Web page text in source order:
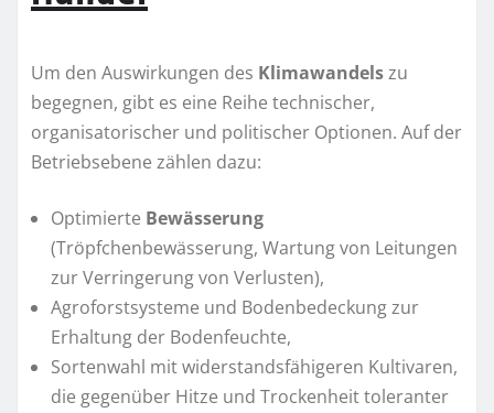
Um den Auswirkungen des Klimawandelszu
begegnen, gibt es eine Reihe technischer,
organisatorischer und politischer Optionen. Auf der
Betriebsebene zählen dazu:
Optimierte Bewässerung
(Tröpfchenbewässerung, Wartung von Leitungen
zur Verringerung von Verlusten),
Agroforstsysteme und Bodenbedeckung zur
Erhaltung der Bodenfeuchte,
Sortenwahl mit widerstandsfähigeren Kultivaren,
die gegenüber Hitze und Trockenheit toleranter